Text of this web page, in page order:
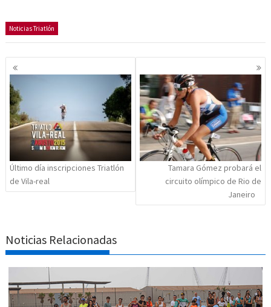
Noticias Triatlón
Navegación
de
entradas
Último día inscripciones Triatlón
de Vila-real
Tamara Gómez probará el
circuito olímpico de Rio de
Janeiro
Noticias Relacionadas